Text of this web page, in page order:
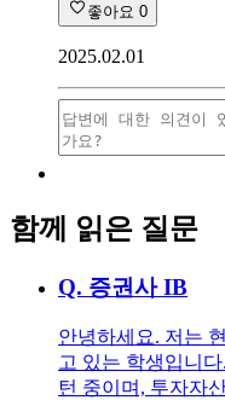
좋아요 0
2025.02.01
함께 읽은 질문
Q. 증권사 IB
안녕하세요. 저는
고 있는 학생입니
턴 중이며, 투자자